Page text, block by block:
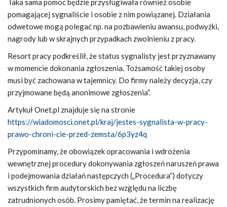
Taka sama pomoc będzie przysługiwała również osobie
pomagającej sygnaliście i osobie z nim powiązanej. Działania
odwetowe mogą polegać np. na pozbawieniu awansu, podwyżki,
nagrody lub w skrajnych przypadkach zwolnieniu z pracy.
Resort pracy podkreślił, że status sygnalisty jest przyznawany
w momencie dokonania zgłoszenia. Tożsamość takiej osoby
musi być zachowana w tajemnicy. Do firmy należy decyzja, czy
przyjmowane będą anonimowe zgłoszenia”.
Artykuł Onet.pl znajduje się na stronie
https://wiadomosci.onet.pl/kraj/jestes-sygnalista-w-pracy-
prawo-chroni-cie-przed-zemsta/6p3yz4q
Przypominamy, że obowiązek opracowania i wdrożenia
wewnętrznej procedury dokonywania zgłoszeń naruszeń prawa
i podejmowania działań następczych („Procedura”) dotyczy
wszystkich firm audytorskich bez względu na liczbę
zatrudnionych osób. Prosimy pamiętać, że termin na realizację